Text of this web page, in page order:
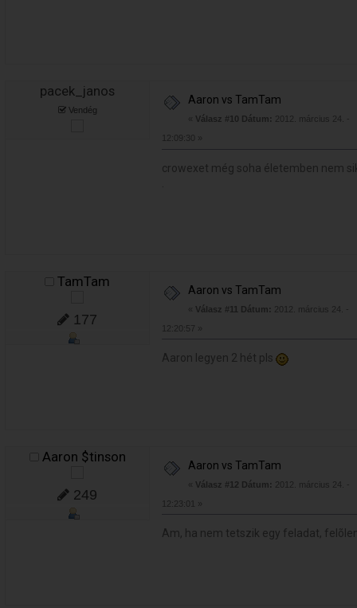
pacek_janos
Vendég
Aaron vs TamTam
« Válasz #10 Dátum:
2012. március 24. -
12:09:30 »
crowexet még soha életemben nem
TamTam
177
Aaron vs TamTam
« Válasz #11 Dátum:
2012. március 24. -
12:20:57 »
Aaron legyen 2 hét pls
Aaron $tinson
249
Aaron vs TamTam
« Válasz #12 Dátum:
2012. március 24. -
12:23:01 »
Am, ha nem tetszik egy feladat,